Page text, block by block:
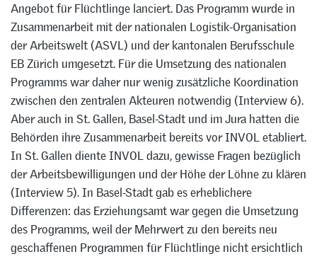
Angebot für Flüchtlinge lanciert. Das Programm wurde in
Zusammenarbeit mit der nationalen Logistik-Organisation
der Arbeitswelt (ASVL) und der kantonalen Berufsschule
EB Zürich umgesetzt. Für die Umsetzung des nationalen
Programms war daher nur wenig zusätzliche Koordination
zwischen den zentralen Akteuren notwendig (Interview 6).
Aber auch in St. Gallen, Basel-Stadt und im Jura hatten die
Behörden ihre Zusammenarbeit bereits vor INVOL etabliert.
In St. Gallen diente INVOL dazu, gewisse Fragen bezüglich
der Arbeitsbewilligungen und der Höhe der Löhne zu klären
(Interview 5). In Basel-Stadt gab es erheblichere
Differenzen: das Erziehungsamt war gegen die Umsetzung
des Programms, weil der Mehrwert zu den bereits neu
geschaffenen Programmen für Flüchtlinge nicht ersichtlich